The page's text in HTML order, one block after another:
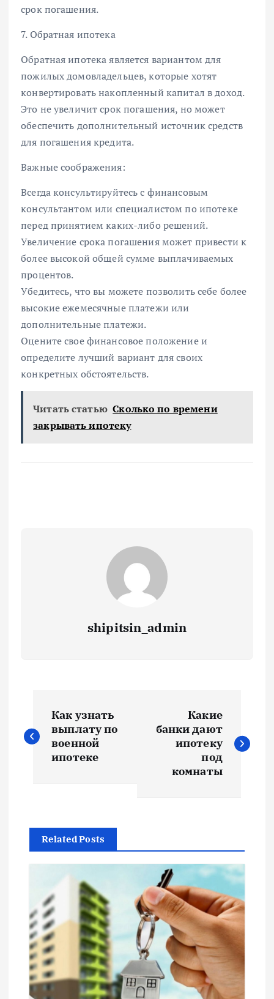
срок погашения.
7. Обратная ипотека
Обратная ипотека является вариантом для
пожилых домовладельцев, которые хотят
конвертировать накопленный капитал в доход.
Это не увеличит срок погашения, но может
обеспечить дополнительный источник средств
для погашения кредита.
Важные соображения:
Всегда консультируйтесь с финансовым
консультантом или специалистом по ипотеке
перед принятием каких-либо решений.
Увеличение срока погашения может привести к
более высокой общей сумме выплачиваемых
процентов.
Убедитесь, что вы можете позволить себе более
высокие ежемесячные платежи или
дополнительные платежи.
Оцените свое финансовое положение и
определите лучший вариант для своих
конкретных обстоятельств.
Читать статью Сколько по времени
закрывать ипотеку
shipitsin_admin
а
г
а
и
я
п
Как узнать
выплату по
военной
ипотеке
Какие
банки дают
ипотеку
под
комнаты
Related Posts